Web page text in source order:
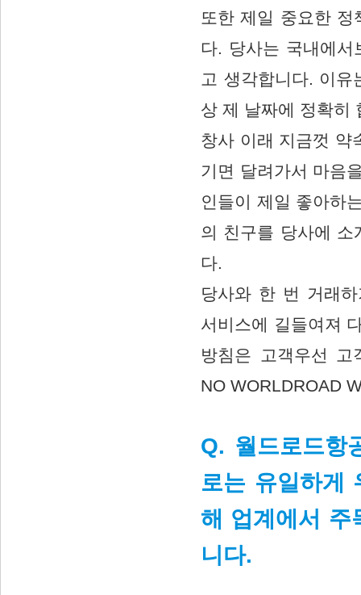
또한 제일 중요한
다. 당사는 국내에
고 생각합니다. 이
상 제 날짜에 정확히
창사 이래 지금껏 약
기면 달려가서 마음
인들이 제일 좋아하
의 친구를 당사에 소
다.
당사와 한 번 거래
서비스에 길들여져
방침은 고객우선 고
NO WORLDROAD
Q. 월드로드항
로는 유일하게
해 업계에서 주
니다.